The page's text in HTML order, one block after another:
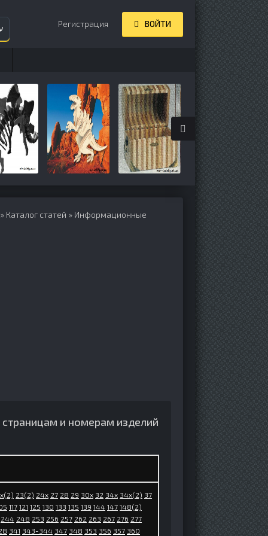
Каталог статей » Информационные
и номерам изделий
23(2) 24x 27 28 29 30x 32 34x 34x(2) 37
117 121 125 130 133 135 139 144 147 148(2)
244 248 253 256 257 262 263 267 276 277
341 343-344 347 348 353 356 357 360
Регистрация ВОЙТИ